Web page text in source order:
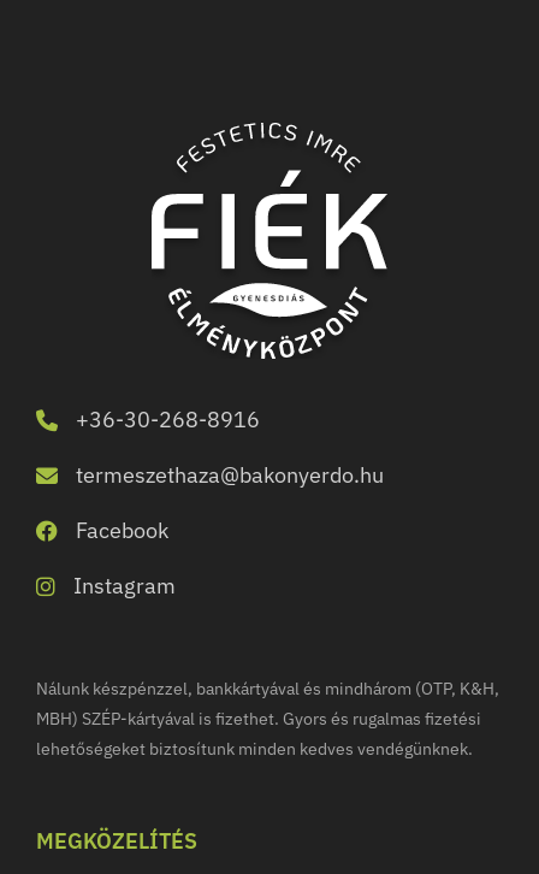
+36-30-268-8916
termeszethaza@bakonyerdo.hu
Facebook
Instagram
Nálunk készpénzzel, bankkártyával és mindhárom (OTP, K&H,
MBH) SZÉP-kártyával is fizethet. Gyors és rugalmas fizetési
lehetőségeket biztosítunk minden kedves vendégünknek.
MEGKÖZELÍTÉS